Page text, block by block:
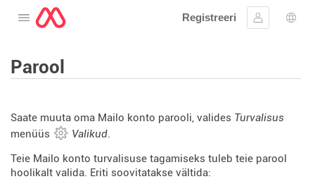
Avage menüü
Registreeri
Logi sisse
Parool
Saate muuta oma Mailo konto parooli, valides Turvalisus
menüüs
Valikud.
Teie Mailo konto turvalisuse tagamiseks tuleb teie parool
hoolikalt valida. Eriti soovitatakse vältida: